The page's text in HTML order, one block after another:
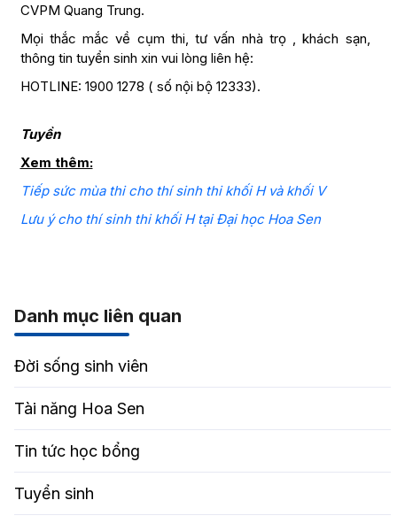
CVPM Quang Trung.
Mọi thắc mắc về cụm thi, tư vấn nhà trọ , khách sạn,
thông tin tuyển sinh xin vui lòng liên hệ:
HOTLINE: 1900 1278 ( số nội bộ 12333).
Tuyền
Xem thêm:
Tiếp sức mùa thi cho thí sinh thi khối H và khối V
Lưu ý cho thí sinh thi khối H tại Đại học Hoa Sen
Danh mục liên quan
Đời sống sinh viên
Tài năng Hoa Sen
Tin tức học bổng
Tuyển sinh